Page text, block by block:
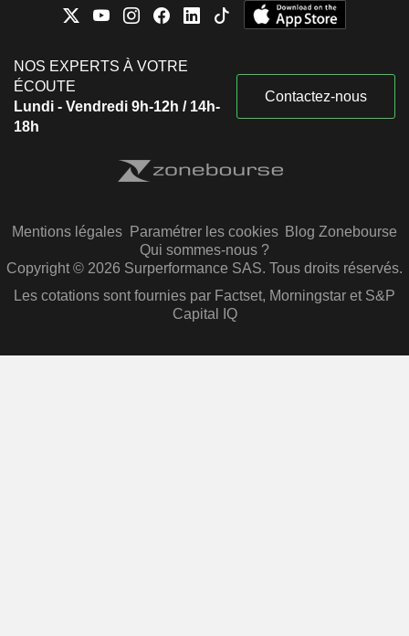
NOS EXPERTS À VOTRE
ÉCOUTE
Lundi - Vendredi 9h-12h / 14h-
18h
Contactez-nous
Mentions légales Paramétrer les cookies Blog Zonebourse
Qui sommes-nous ?
Copyright © 2026 Surperformance SAS. Tous droits réservés.
Les cotations sont fournies par Factset, Morningstar et S&P
Capital IQ